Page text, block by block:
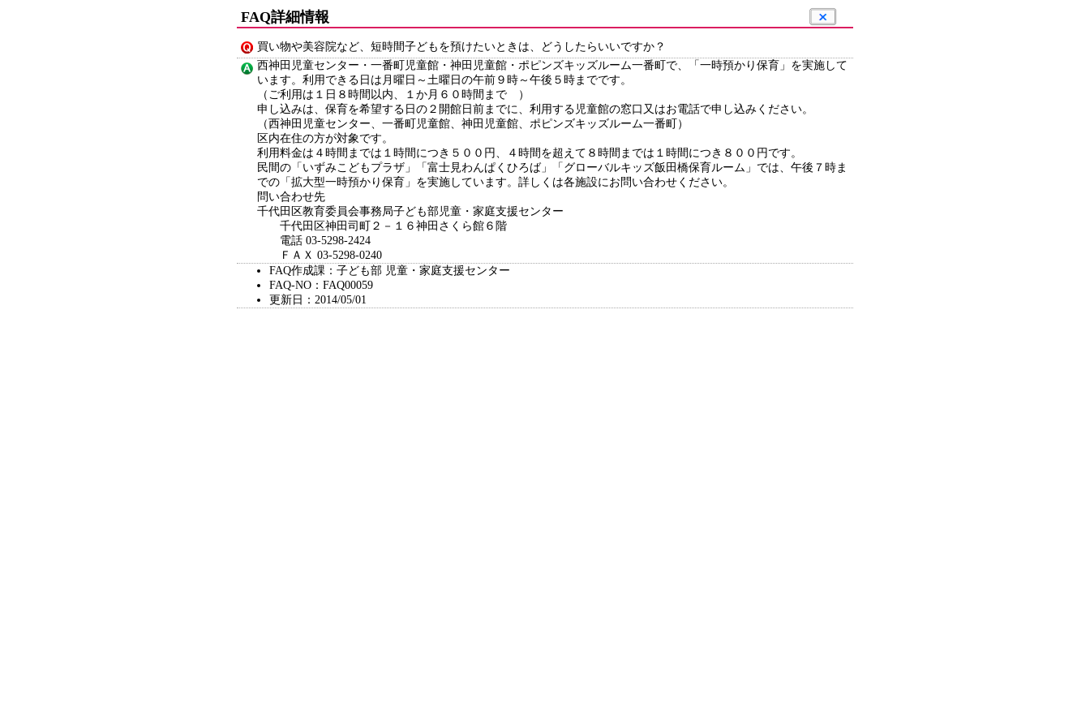
FAQ詳細情報
買い物や美容院など、短時間子どもを預けたいときは、どうしたらいいですか？
西神田児童センター・一番町児童館・神田児童館・ポピンズキッズルーム一番町で、「一時預かり保育」を実施して
います。利用できる日は月曜日～土曜日の午前９時～午後５時までです。
（ご利用は１日８時間以内、１か月６０時間まで ）
申し込みは、保育を希望する日の２開館日前までに、利用する児童館の窓口又はお電話で申し込みください。
（西神田児童センター、一番町児童館、神田児童館、ポピンズキッズルーム一番町）
区内在住の方が対象です。
利用料金は４時間までは１時間につき５００円、４時間を超えて８時間までは１時間につき８００円です。
民間の「いずみこどもプラザ」「富士見わんぱくひろば」「グローバルキッズ飯田橋保育ルーム」では、午後７時ま
での「拡大型一時預かり保育」を実施しています。詳しくは各施設にお問い合わせください。
問い合わせ先
千代田区教育委員会事務局子ども部児童・家庭支援センター
千代田区神田司町２－１６神田さくら館６階
電話 03-5298-2424
ＦＡＸ 03-5298-0240
FAQ作成課：子ども部 児童・家庭支援センター
FAQ-NO：FAQ00059
更新日：2014/05/01